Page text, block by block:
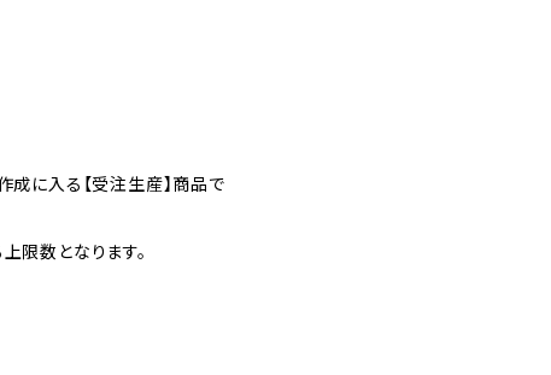
成に入る【受注生産】商品で
限数となります。